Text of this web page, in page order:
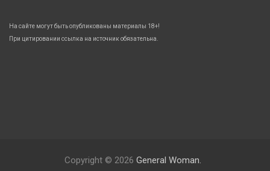
На сайте могут быть опубликованы материалы 18+!
При цитировании ссылка на источник обязательна.
Copyright © 2026 General Woman.